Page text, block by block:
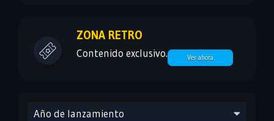
ZONA RETRO
Contenido exclusivo. Ver ahora
Año de lanzamiento